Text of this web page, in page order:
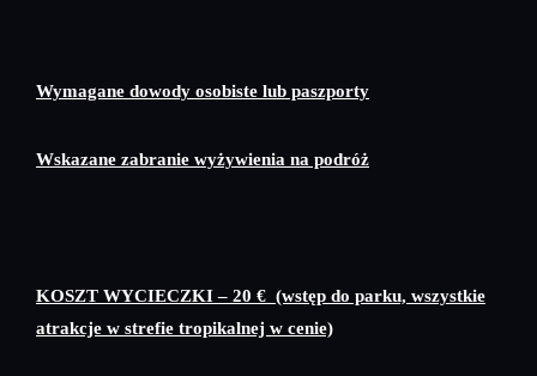
Wymagane dowody osobiste lub paszporty
Wskazane zabranie wyżywienia na podróż
KOSZT WYCIECZKI – 20 € (wstęp do parku, wszystkie
atrakcje w strefie tropikalnej w cenie)